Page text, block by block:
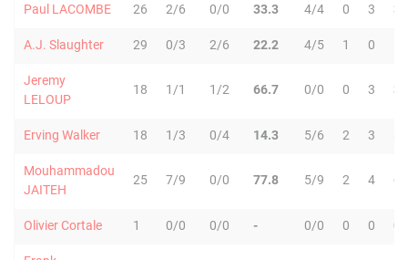
Paul LACOMBE 26 2/6 0/0 33.3 4/4 0 3 3
A.J. Slaughter 29 0/3 2/6 22.2 4/5 1 0
Jeremy
LELOUP
18 1/1 1/2 66.7 0/0 0 3 3
Erving Walker 18 1/3 0/4 14.3 5/6 2 3
Mouhammadou
JAITEH
25 7/9 0/0 77.8 5/9 2 4 6
Olivier Cortale 1 0/0 0/0 - 0/0 0 0 0